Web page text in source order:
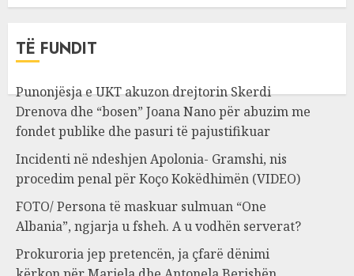
TË FUNDIT
Punonjësja e UKT akuzon drejtorin Skerdi
Drenova dhe “bosen” Joana Nano për abuzim me
fondet publike dhe pasuri të pajustifikuar
Incidenti në ndeshjen Apolonia- Gramshi, nis
procedim penal për Koço Kokëdhimën (VIDEO)
FOTO/ Persona të maskuar sulmuan “One
Albania”, ngjarja u fsheh. A u vodhën serverat?
Prokuroria jep pretencën, ja çfarë dënimi